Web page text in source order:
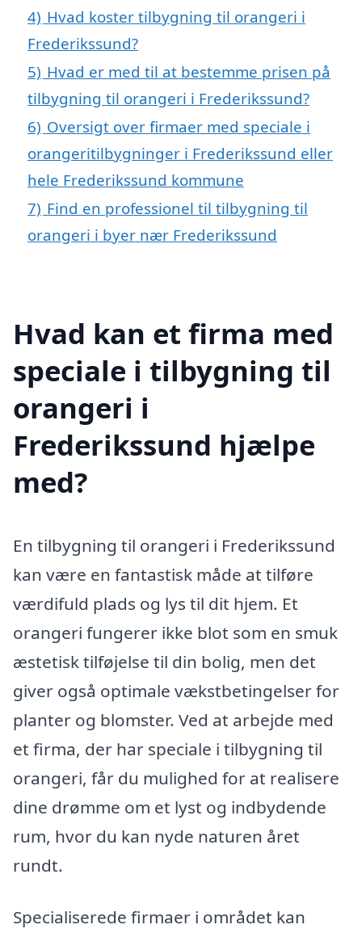
4) Hvad koster tilbygning til orangeri i
Frederikssund?
5) Hvad er med til at bestemme prisen på
tilbygning til orangeri i Frederikssund?
6) Oversigt over firmaer med speciale i
orangeritilbygninger i Frederikssund eller
hele Frederikssund kommune
7) Find en professionel til tilbygning til
orangeri i byer nær Frederikssund
Hvad kan et firma med
speciale i tilbygning til
orangeri i
Frederikssund hjælpe
med?
En tilbygning til orangeri i Frederikssund
kan være en fantastisk måde at tilføre
værdifuld plads og lys til dit hjem. Et
orangeri fungerer ikke blot som en smuk
æstetisk tilføjelse til din bolig, men det
giver også optimale vækstbetingelser for
planter og blomster. Ved at arbejde med
et firma, der har speciale i tilbygning til
orangeri, får du mulighed for at realisere
dine drømme om et lyst og indbydende
rum, hvor du kan nyde naturen året
rundt.
Specialiserede firmaer i området kan